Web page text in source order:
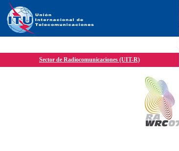
Sector de Radiocomunicaciones (UIT-R)